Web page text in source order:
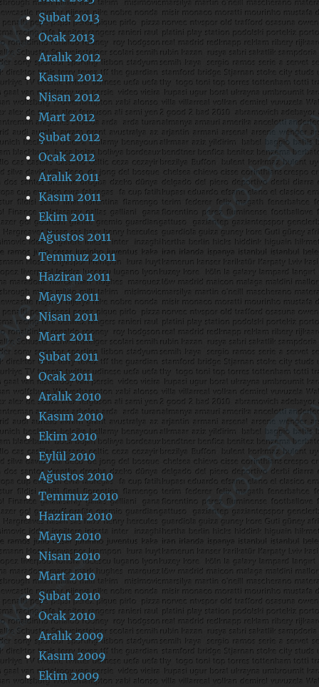
Şubat 2013
Ocak 2013
Aralık 2012
Kasım 2012
Nisan 2012
Mart 2012
Şubat 2012
Ocak 2012
Aralık 2011
Kasım 2011
Ekim 2011
Ağustos 2011
Temmuz 2011
Haziran 2011
Mayıs 2011
Nisan 2011
Mart 2011
Şubat 2011
Ocak 2011
Aralık 2010
Kasım 2010
Ekim 2010
Eylül 2010
Ağustos 2010
Temmuz 2010
Haziran 2010
Mayıs 2010
Nisan 2010
Mart 2010
Şubat 2010
Ocak 2010
Aralık 2009
Kasım 2009
Ekim 2009